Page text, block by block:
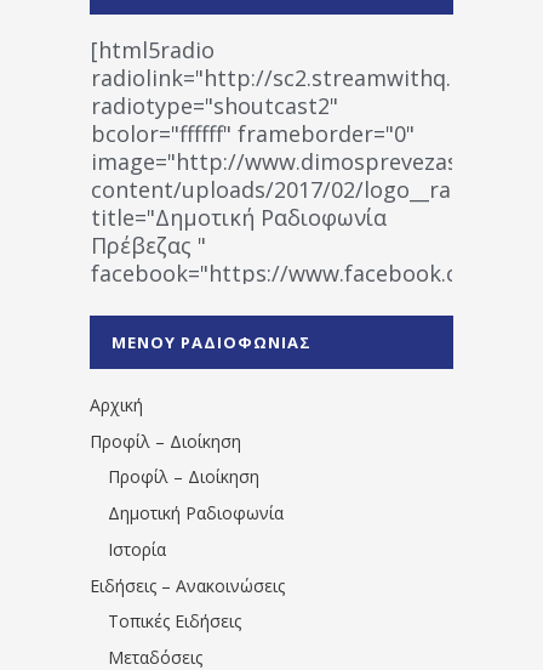
[html5radio
radiolink="http://
radiotype="shoutcast2"
bcolor="ffffff" frameborder="0"
image="http://www.dimosprevezas.gr/wp-
content/uploads/2017/02/
title="Δημοτική Ραδιοφωνία
Πρέβεζας "
facebook="https://www.facebook.com/
1531194763766854/" artist="" ]
ΜΕΝΟΥ ΡΑΔΙΟΦΩΝΙΑΣ
Αρχική
Προφίλ – Διοίκηση
Προφίλ – Διοίκηση
Δημοτική Ραδιοφωνία
Ιστορία
Ειδήσεις – Ανακοινώσεις
Τοπικές Ειδήσεις
Μεταδόσεις